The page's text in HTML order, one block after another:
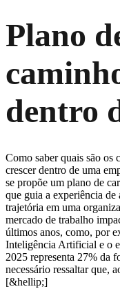
Plano
dentro
Como saber quais são os
crescer dentro de uma
se propõe um plano de
que guia a experiência de
trajetória em uma
mercado de trabalho
últimos anos, como, por
Inteligência Artificial e o
2025 representa 27% da
necessário ressaltar que,
[&hellip;]